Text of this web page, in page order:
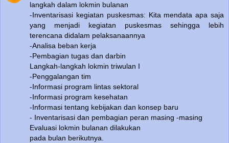
langkah dalam lokmin bulanan
-Inventarisasi kegiatan puskesmas: Kita mendata apa saja
yang menjadi kegiatan puskesmas sehingga lebih
terencana didalam pelaksanaannya
-Analisa beban kerja
-Pembagian tugas dan darbin
Langkah-langkah lokmin triwulan I
-Penggalangan tim
-Informasi program lintas sektoral
-Informasi program kesehatan
-Informasi tentang kebijakan dan konsep baru
- Inventarisasi dan pembagian peran masing -masing
Evaluasi lokmin bulanan dilakukan
pada bulan berikutnya.